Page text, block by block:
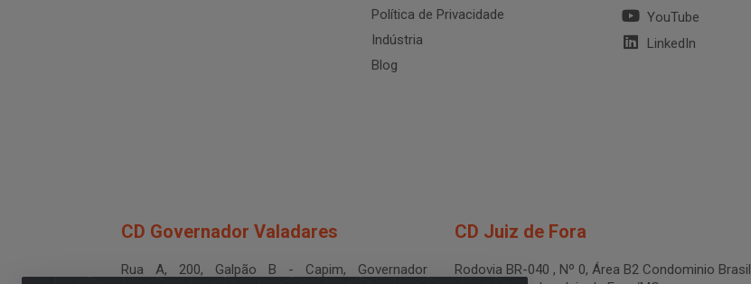
Política de Privacidade
Indústria
Blog
YouTube
LinkedIn
CD Governador Valadares
Rua A, 200, Galpão B - Capim, Governador
CD Juiz de Fora
Rodovia BR-040 , Nº 0, Área B2 Condominio Brasil